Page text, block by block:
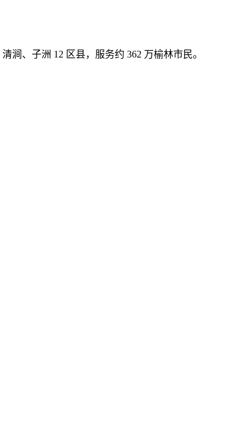
、子洲 12 区县，服务约 362 万榆林市民。